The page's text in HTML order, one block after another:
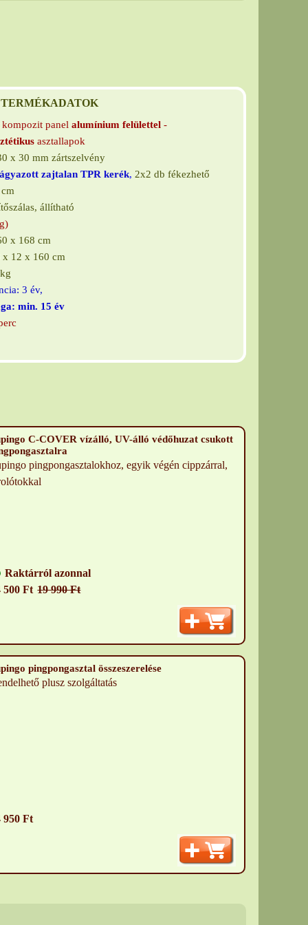
TERMÉKADATOK
kompozit panel alumínium felülettel -
asztallapok
x 30 mm zártszelvény
zajtalan TPR kerék, 2x2 db fékezhető
állítható
x 168 cm
x 12 x 160 cm
3 év,
min. 15 év
C-COVER vízálló, UV-álló védőhuzat csukott
pingpongasztalokhoz, egyik végén cippzárral,
Raktárról azonnal
500 Ft 19 990 Ft
pingpongasztal összeszerelése
plusz szolgáltatás
950 Ft